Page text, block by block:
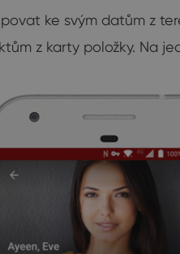
ke svým datům z
z karty položky. Na